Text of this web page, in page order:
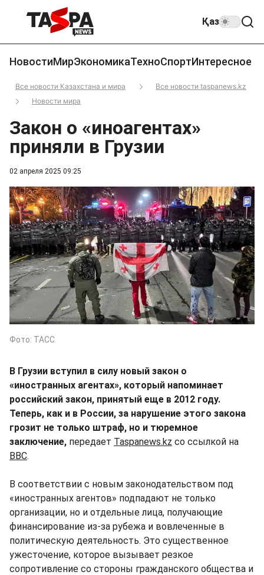
Қаз
НовостиМирЭкономикаТехноСпортИнтересное
Все новости Казахстана и мира
Все новости taspanews.kz
Новости мира
02 апреля 2025 09:25
Закон о «иноагентах»
приняли в Грузии
Фото: ТАСС
В Грузии вступил в силу новый закон о
«иностранных агентах», который напоминает
российский закон, принятый еще в 2012 году.
Теперь, как и в России, за нарушение этого закона
грозит не только штраф, но и тюремное
заключение, передает Taspanews.kz со ссылкой на
ВВС.
В соответствии с новым законодательством под
«иностранных агентов» подпадают не только
организации, но и отдельные лица, получающие
финансирование из-за рубежа и вовлеченные в
политическую деятельность. Это существенное
ужесточение, которое вызывает резкое
сопротивление со стороны гражданского общества и